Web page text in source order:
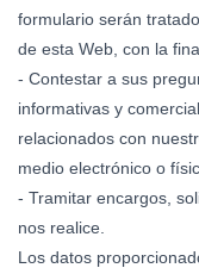
formulario serán
de esta Web, con la
- Contestar a sus
informativas y
relacionados con
medio electrónico o
- Tramitar encargos,
nos realice.
Los datos